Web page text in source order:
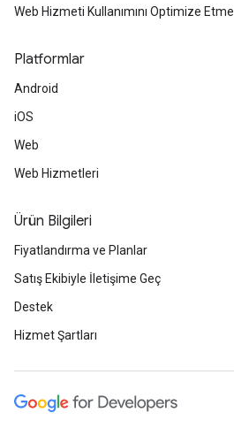
Web Hizmeti Kullanımını Optimize Etme
Platformlar
Android
iOS
Web
Web Hizmetleri
Ürün Bilgileri
Fiyatlandırma ve Planlar
Satış Ekibiyle İletişime Geç
Destek
Hizmet Şartları